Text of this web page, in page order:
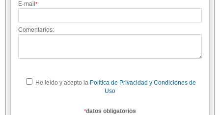
E-mail *
Comentarios:
He leído y acepto la Política de Privacidad y Condiciones de
Uso
*datos obligatorios